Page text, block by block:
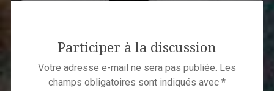
Participer à la discussion
Votre adresse e-mail ne sera pas publiée. Les
champs obligatoires sont indiqués avec *